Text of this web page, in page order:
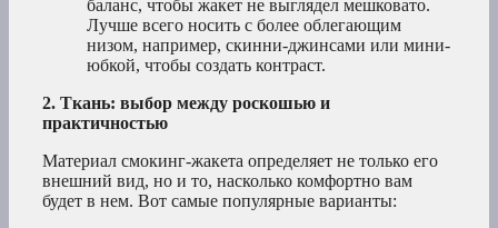
баланс, чтобы жакет не выглядел мешковато.
Лучше всего носить с более облегающим
низом, например, скинни-джинсами или мини-
юбкой, чтобы создать контраст.
2. Ткань: выбор между роскошью и
практичностью
Материал смокинг-жакета определяет не только его
внешний вид, но и то, насколько комфортно вам
будет в нем. Вот самые популярные варианты: